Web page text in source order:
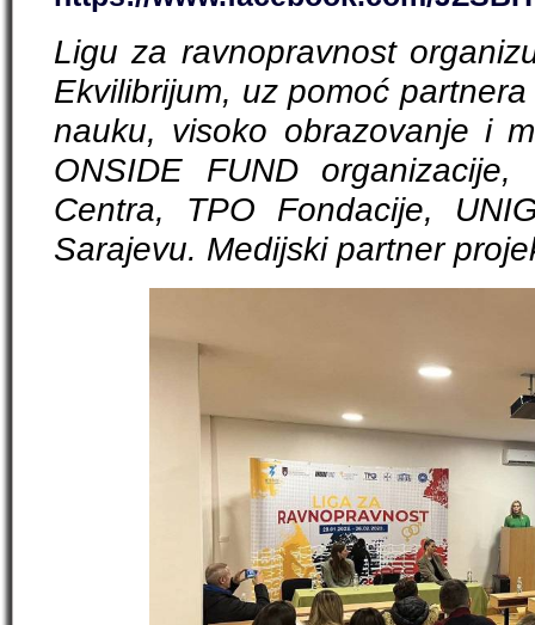
Ligu za ravnopravnost
Ekvilibrijum, uz pomoć
nauku, visoko obrazovanje i
ONSIDE FUND organizacije,
Centra, TPO Fondacije,
Sarajevu. Medijski partner